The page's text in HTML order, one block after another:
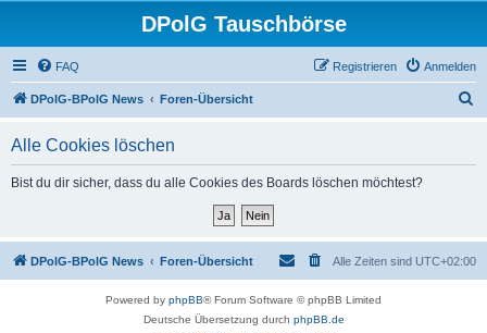
DPolG Tauschbörse
FAQ Anmelden
Registrieren
DPolG-BPolG News Foren-Übersicht
Alle Cookies löschen
Bist du dir sicher, dass du alle Cookies des Boards löschen möchtest?
DPolG-BPolG News Foren-Übersicht Alle Zeiten sind UTC+02:00
Powered by phpBB® Forum Software © phpBB Limited
Deutsche Übersetzung durch phpBB.de